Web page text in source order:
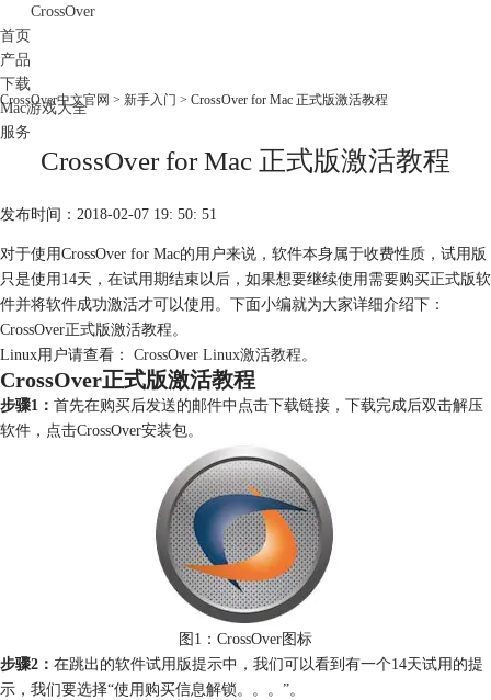
CrossOver
首页
产品
下载
Mac游戏大全
服务
CrossOver中文官网 > 新手入门 > CrossOver for Mac 正式版激活教程
CrossOver for Mac 正式版激活教程
发布时间：2018-02-07 19: 50: 51
对于使用CrossOver for Mac的用户来说，软件本身属于收费性质，试用版
只是使用14天，在试用期结束以后，如果想要继续使用需要购买正式版软
件并将软件成功激活才可以使用。下面小编就为大家详细介绍下：
CrossOver正式版激活教程。
Linux用户请查看： CrossOver Linux激活教程。
CrossOver正式版激活教程
步骤1： 首先在购买后发送的邮件中点击下载链接，下载完成后双击解压
软件，点击CrossOver安装包。
图1：CrossOver图标
步骤2： 在跳出的软件试用版提示中，我们可以看到有一个14天试用的提
示，我们要选择“使用购买信息解锁。。。”。